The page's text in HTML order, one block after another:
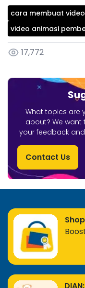
cara membuat
video animasi
17,772
What topics are
about? We want
your feedback
Contact Us
Shop